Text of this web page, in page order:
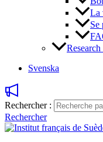
La
Se
Svenska
Rechercher :
Rechercher